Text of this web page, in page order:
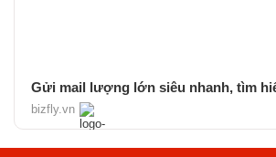
Gửi mail lượng lớn siêu nhanh, tìm
bizfly.vn